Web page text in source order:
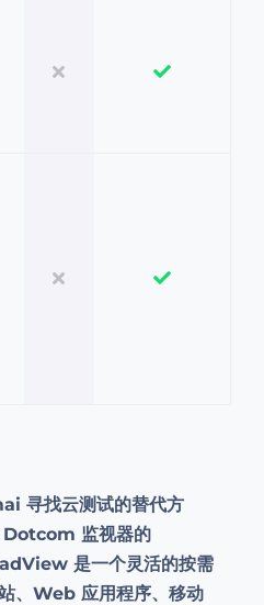
寻找云测试的替代方
Dotcom 监视器的
是一个灵活的按需
、Web 应用程序、移动